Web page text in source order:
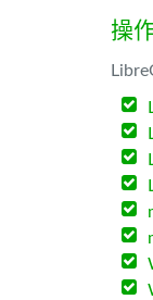
操